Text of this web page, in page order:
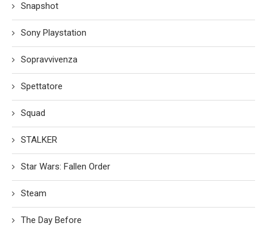
Snapshot
Sony Playstation
Sopravvivenza
Spettatore
Squad
STALKER
Star Wars: Fallen Order
Steam
The Day Before